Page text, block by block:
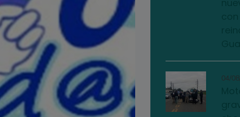
04/